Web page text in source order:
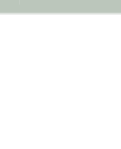
REINHARD